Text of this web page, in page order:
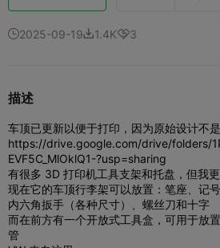
2025-09-191.4K3
描述
车顶已更新以便于打印，因为原始设计不
https://drive.google.com/drive/folders/
EVF5C_MlOklQ1-?usp=sharing
有很多 3D 打印机工具支架和托盘，但我更
现在它的车顶行李架可以放置：笔座、记
内六角扳手（各种尺寸）、螺丝刀和十字
而在前方有一个开放式工具盒，可用于放
管